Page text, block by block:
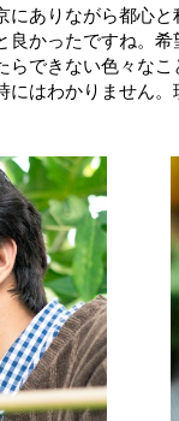
ありながら都心
かったですね。
できない色々な
にはわかりません